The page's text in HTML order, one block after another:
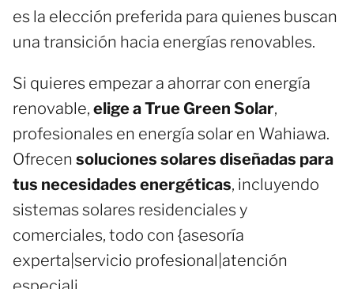
es la elección preferida para quienes buscan
una transición hacia energías renovables.
Si quieres empezar a ahorrar con energía
renovable, elige a True Green Solar,
profesionales en energía solar en Wahiawa.
Ofrecen soluciones solares diseñadas para
tus necesidades energéticas, incluyendo
sistemas solares residenciales y
comerciales, todo con {asesoría
experta|servicio profesional|atención